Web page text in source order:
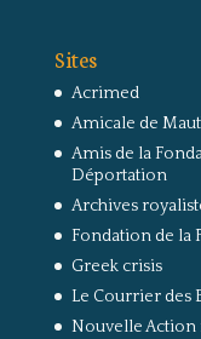
Sites
Acrimed
Amicale de
Amis de la
Déportation
Archives
Fondation de la
Greek crisis
Le Courrier des
Nouvelle Action